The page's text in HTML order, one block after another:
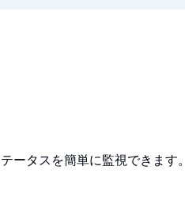
ータスを簡単に監視できます。